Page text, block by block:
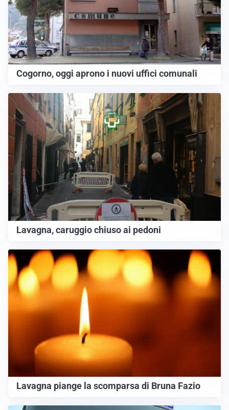
Cogorno, oggi aprono i nuovi uffici comunali
Lavagna, caruggio chiuso ai pedoni
Lavagna piange la scomparsa di Bruna Fazio